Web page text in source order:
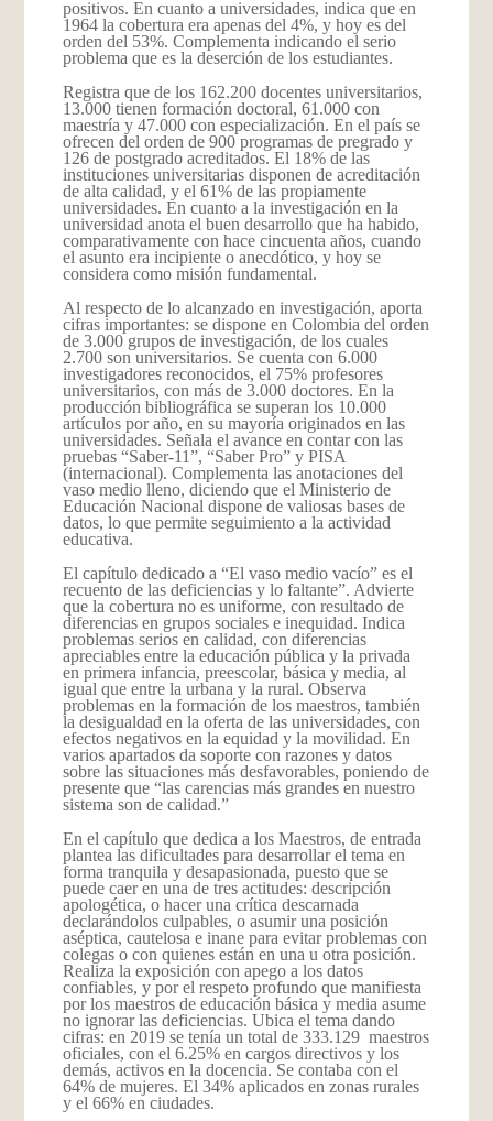
positivos. En cuanto a universidades, indica que en
1964 la cobertura era apenas del 4%, y hoy es del
orden del 53%. Complementa indicando el serio
problema que es la deserción de los estudiantes.
Registra que de los 162.200 docentes universitarios,
13.000 tienen formación doctoral, 61.000 con
maestría y 47.000 con especialización. En el país se
ofrecen del orden de 900 programas de pregrado y
126 de postgrado acreditados. El 18% de las
instituciones universitarias disponen de acreditación
de alta calidad, y el 61% de las propiamente
universidades. En cuanto a la investigación en la
universidad anota el buen desarrollo que ha habido,
comparativamente con hace cincuenta años, cuando
el asunto era incipiente o anecdótico, y hoy se
considera como misión fundamental.
Al respecto de lo alcanzado en investigación, aporta
cifras importantes: se dispone en Colombia del orden
de 3.000 grupos de investigación, de los cuales
2.700 son universitarios. Se cuenta con 6.000
investigadores reconocidos, el 75% profesores
universitarios, con más de 3.000 doctores. En la
producción bibliográfica se superan los 10.000
artículos por año, en su mayoría originados en las
universidades. Señala el avance en contar con las
pruebas “Saber-11”, “Saber Pro” y PISA
(internacional). Complementa las anotaciones del
vaso medio lleno, diciendo que el Ministerio de
Educación Nacional dispone de valiosas bases de
datos, lo que permite seguimiento a la actividad
educativa.
El capítulo dedicado a “El vaso medio vacío” es el
recuento de las deficiencias y lo faltante”. Advierte
que la cobertura no es uniforme, con resultado de
diferencias en grupos sociales e inequidad. Indica
problemas serios en calidad, con diferencias
apreciables entre la educación pública y la privada
en primera infancia, preescolar, básica y media, al
igual que entre la urbana y la rural. Observa
problemas en la formación de los maestros, también
la desigualdad en la oferta de las universidades, con
efectos negativos en la equidad y la movilidad. En
varios apartados da soporte con razones y datos
sobre las situaciones más desfavorables, poniendo de
presente que “las carencias más grandes en nuestro
sistema son de calidad.”
En el capítulo que dedica a los Maestros, de entrada
plantea las dificultades para desarrollar el tema en
forma tranquila y desapasionada, puesto que se
puede caer en una de tres actitudes: descripción
apologética, o hacer una crítica descarnada
declarándolos culpables, o asumir una posición
aséptica, cautelosa e inane para evitar problemas con
colegas o con quienes están en una u otra posición.
Realiza la exposición con apego a los datos
confiables, y por el respeto profundo que manifiesta
por los maestros de educación básica y media asume
no ignorar las deficiencias. Ubica el tema dando
cifras: en 2019 se tenía un total de 333.129 maestros
oficiales, con el 6.25% en cargos directivos y los
demás, activos en la docencia. Se contaba con el
64% de mujeres. El 34% aplicados en zonas rurales
y el 66% en ciudades.